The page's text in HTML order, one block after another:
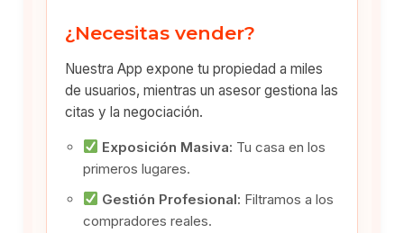
¿Necesitas vender?
Nuestra App expone tu propiedad a miles
de usuarios, mientras un asesor gestiona las
citas y la negociación.
Exposición Masiva: Tu casa en los
primeros lugares.
Gestión Profesional: Filtramos a los
compradores reales.